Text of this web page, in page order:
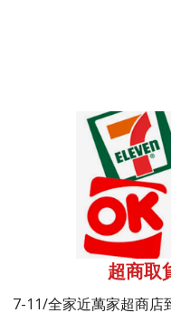
超商取
7-11/全家近萬家超商店